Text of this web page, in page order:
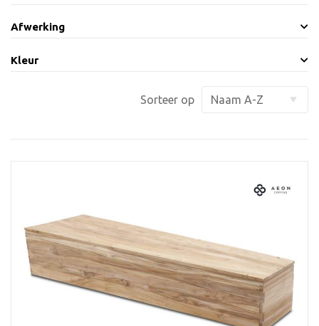
Afwerking
Kleur
Sorteer op